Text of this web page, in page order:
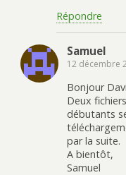
Répondre
Samuel
12 décembre
Bonjour
Deux
débutants
par la suite.
A bientôt,
Samuel